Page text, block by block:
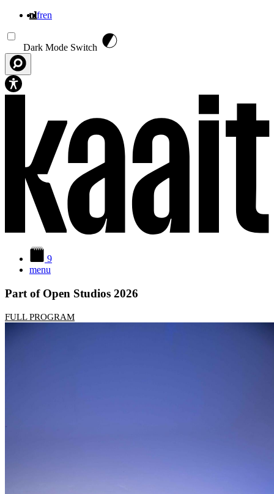
nlfren
Dark Mode Switch
9
menu
Part of Open Studios 2026
FULL PROGRAM